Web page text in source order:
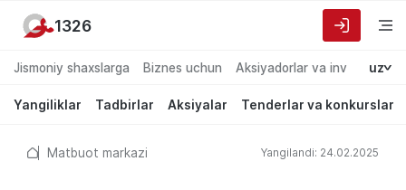
Jismoniy shaxslarga Biznes uchun Aksiyadorlar va investorlarga
uz
Yangiliklar Tadbirlar Aksiyalar Tenderlar va konkurslar
1326
Matbuot markazi Yangilandi: 24.02.2025